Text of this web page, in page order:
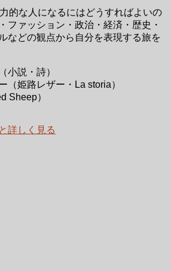
的な人になるにはどうすればよいの
ファッション・政治・経済・歴史・
などの観点から自分を表現する旅を
小説・詩）
（姫路レザー・La storia）
Sheep）
詳しく見る